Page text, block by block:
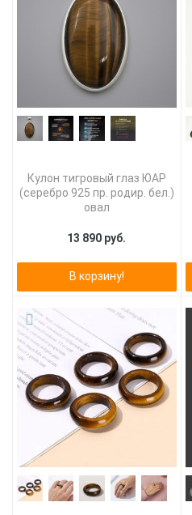
Кулон тигровый глаз ЮАР
(серебро 925 пр. родир. бел.)
овал
13 890 руб.
В корзину!